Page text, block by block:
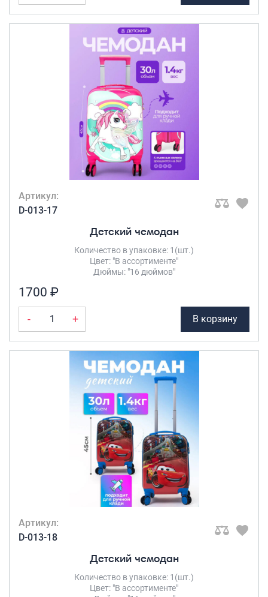
Артикул:
D-013-17
Детский чемодан
Количество в упаковке: 1(шт.)
Цвет: "В ассортименте"
Дюймы: "16 дюймов"
1700 ₽
- + В корзину
Артикул:
D-013-18
Детский чемодан
Количество в упаковке: 1(шт.)
Цвет: "В ассортименте"